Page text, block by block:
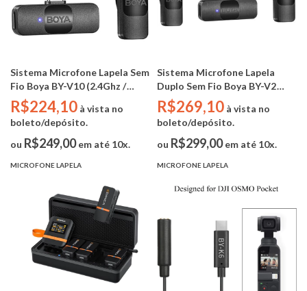
Sistema Microfone Lapela Sem
Fio Boya BY-V10 (2.4Ghz /
USB-C)
R$224,10 à vista no
boleto/depósito.
ou R$249,00em até 10x.
MICROFONE LAPELA
Sistema Microfone Lapela
Duplo Sem Fio Boya BY-V2
(2.4Ghz / Lightning IPhone)
R$269,10 à vista no
boleto/depósito.
ou R$299,00em até 10x.
MICROFONE LAPELA